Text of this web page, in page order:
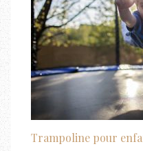
Trampoline pour